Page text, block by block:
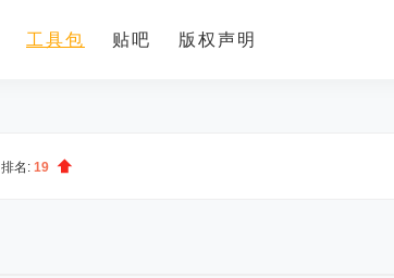
工具包 贴吧 版权声明
排名: 19